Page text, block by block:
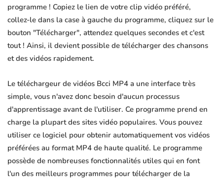
programme ! Copiez le lien de votre clip vidéo préféré,
collez-le dans la case à gauche du programme, cliquez sur le
bouton "Télécharger", attendez quelques secondes et c'est
tout ! Ainsi, il devient possible de télécharger des chansons
et des vidéos rapidement.
Le téléchargeur de vidéos Bcci MP4 a une interface très
simple, vous n'avez donc besoin d'aucun processus
d'apprentissage avant de l'utiliser. Ce programme prend en
charge la plupart des sites vidéo populaires. Vous pouvez
utiliser ce logiciel pour obtenir automatiquement vos vidéos
préférées au format MP4 de haute qualité. Le programme
possède de nombreuses fonctionnalités utiles qui en font
l'un des meilleurs programmes pour télécharger de la